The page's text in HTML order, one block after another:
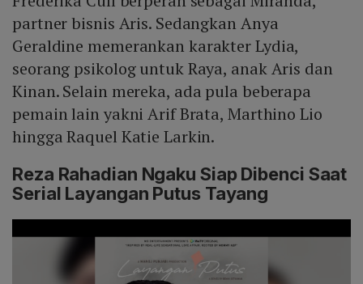
partner bisnis Aris. Sedangkan Anya
Geraldine memerankan karakter Lydia,
seorang psikolog untuk Raya, anak Aris dan
Kinan. Selain mereka, ada pula beberapa
pemain lain yakni Arif Brata, Marthino Lio
hingga Raquel Katie Larkin.
Reza Rahadian Ngaku Siap Dibenci Saat
Serial Layangan Putus Tayang